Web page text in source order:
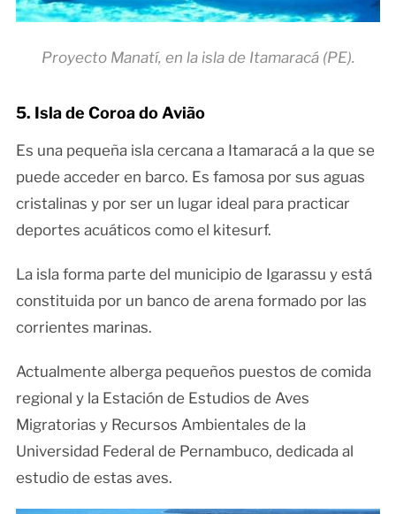
Proyecto Manatí, en la isla de Itamaracá (PE).
5. Isla de Coroa do Avião
Es una pequeña isla cercana a Itamaracá a la que se
puede acceder en barco. Es famosa por sus aguas
cristalinas y por ser un lugar ideal para practicar
deportes acuáticos como el kitesurf.
La isla forma parte del municipio de Igarassu y está
constituida por un banco de arena formado por las
corrientes marinas.
Actualmente alberga pequeños puestos de comida
regional y la Estación de Estudios de Aves
Migratorias y Recursos Ambientales de la
Universidad Federal de Pernambuco, dedicada al
estudio de estas aves.